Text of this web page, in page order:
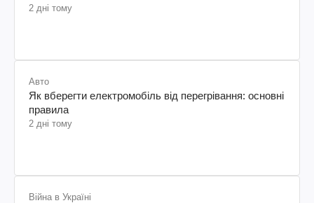
2 дні тому
Авто
Як вберегти електромобіль від перегрівання: основні
правила
2 дні тому
Війна в Україні